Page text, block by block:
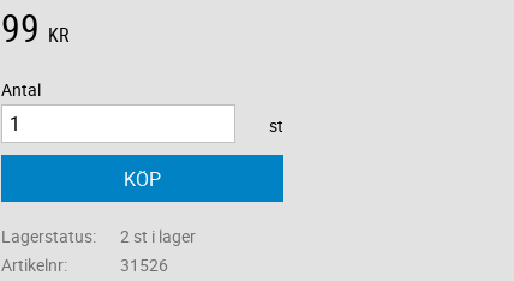
99 KR
Antal
st
KÖP
Lagerstatus
2 st i lager
Artikelnr
31526